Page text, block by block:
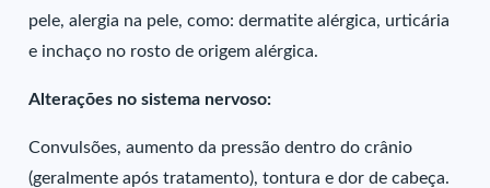
pele, alergia na pele, como: dermatite alérgica, urticária
e inchaço no rosto de origem alérgica.
Alterações no sistema nervoso:
Convulsões, aumento da pressão dentro do crânio
(geralmente após tratamento), tontura e dor de cabeça.